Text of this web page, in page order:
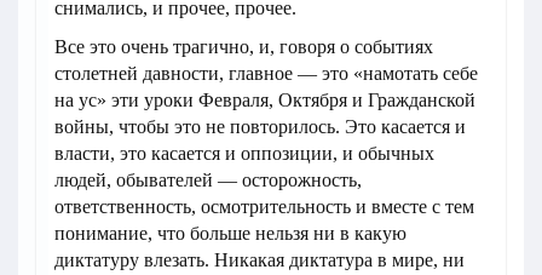
снимались, и прочее, прочее.
Все это очень трагично, и, говоря о событиях
столетней давности, главное — это «намотать себе
на ус» эти уроки Февраля, Октября и Гражданской
войны, чтобы это не повторилось. Это касается и
власти, это касается и оппозиции, и обычных
людей, обывателей — осторожность,
ответственность, осмотрительность и вместе с тем
понимание, что больше нельзя ни в какую
диктатуру влезать. Никакая диктатура в мире, ни